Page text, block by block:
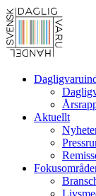
Aktuellt